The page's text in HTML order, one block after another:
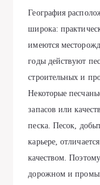
География
широка:
имеются
годы действуют
строительных и
Некоторые
запасов или
песка. Песок,
карьере,
качеством.
дорожном и